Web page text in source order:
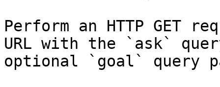
Perform an HTTP GET
URL with the `ask`
optional `goal` query